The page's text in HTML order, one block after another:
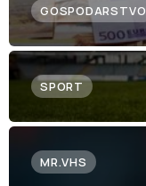
GOSPODARSTVO
SPORT
MR.VHS